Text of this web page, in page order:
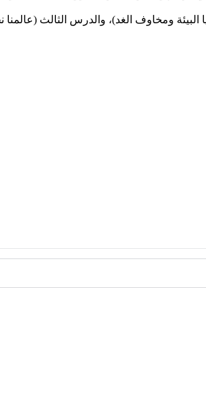
ومخاوف الغد)، والدرس الثالث